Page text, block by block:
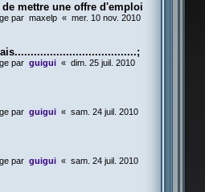
mettre une offre d'emploi
par maxelp « mer. 10 nov. 2010
par guigui « dim. 25 juil. 2010
par guigui « sam. 24 juil. 2010
par guigui « sam. 24 juil. 2010